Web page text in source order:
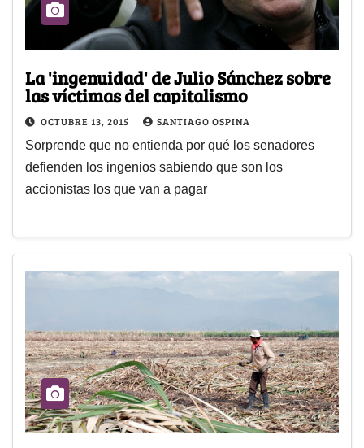
La 'ingenuidad' de Julio Sánchez sobre
las víctimas del capitalismo
OCTUBRE 13, 2015 SANTIAGO OSPINA
Sorprende que no entienda por qué los senadores
defienden los ingenios sabiendo que son los
accionistas los que van a pagar